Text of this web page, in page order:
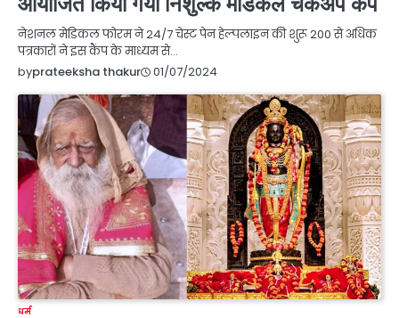
नेशनल मेडिकल फोरम ने 24/7 चेस्ट पेन हेल्पलाइन की शुरू 200 से अधिक
पत्रकारों ने इस कैंप के माध्यम से…
byprateeksha thakur 01/07/2024
धर्म